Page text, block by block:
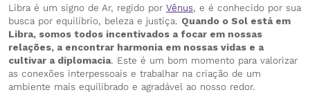
Libra é um signo de Ar, regido por Vênus, e é conhecido por sua
busca por equilíbrio, beleza e justiça. Quando o Sol está em
Libra, somos todos incentivados a focar em nossas
relações, a encontrar harmonia em nossas vidas e a
cultivar a diplomacia. Este é um bom momento para valorizar
as conexões interpessoais e trabalhar na criação de um
ambiente mais equilibrado e agradável ao nosso redor.